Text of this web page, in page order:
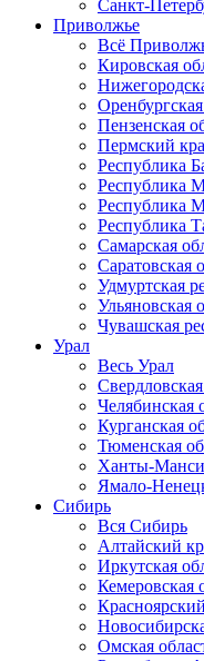
Санкт-
Приволжье
Всё
Кировская
Пензенская
Пермский
Республика
Республика
Республика
Республика
Самарская
Саратовская
Удмуртская
Ульяновская
Чувашская
Урал
Весь Урал
Челябинская
Курганская
Тюменская
Ханты-
Ямало-
Сибирь
Вся Сибирь
Алтайский
Иркутская
Кемеровская
Омская